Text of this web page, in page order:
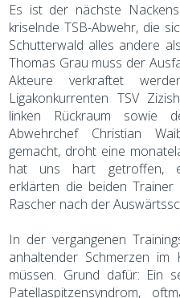
Es ist der nächste
kriselnde TSB-Abwehr, die
Schutterwald alles andere
Thomas Grau muss der
Akteure verkraftet
Ligakonkurrenten TSV
linken Rückraum sowie
Abwehrchef Christian
gemacht, droht eine
hat uns hart getroffen,
erklärten die beiden
Rascher nach der
In der vergangenen
anhaltender Schmerzen im
müssen. Grund dafür: Ein
Patellaspitzensyndrom,